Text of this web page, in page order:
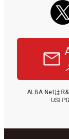
ALBA Netは